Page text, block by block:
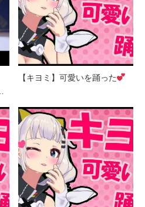
【キヨミ】可愛いを踊った